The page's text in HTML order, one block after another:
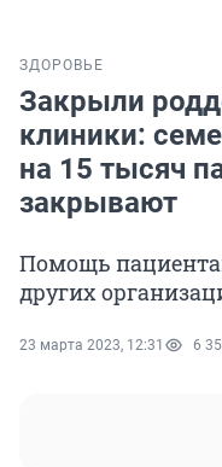
ЗДОРОВЬЕ
Закрыли
клиники:
на 15 тысяч
закрывают
Помощь
других
23 марта 2023, 12:31 6